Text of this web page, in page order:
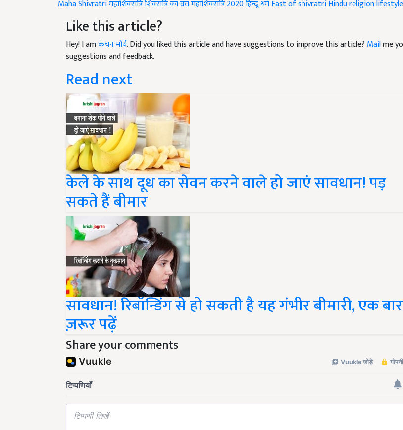
Like this article?
Hey! I amकंचन मौर्य. Did you liked this article and have suggestions to improve this article?
suggestions and feedback.
Read next
केले के साथ दूध का सेवन करने वाले हो जाएं सावधान! पड़
सकते हैं बीमार
सावधान! रिबॉन्डिंग से हो सकती है यह गंभीर बीमारी, एक बार
ज़रूर पढ़ें
Share your comments